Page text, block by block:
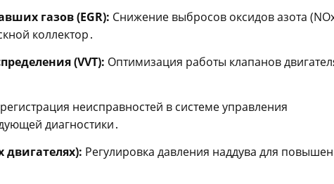
газов (EGR): Снижение выбросов оксидов азота
коллектор․
(VVT): Оптимизация работы клапанов
неисправностей в системе управления
диагностики․
Регулировка давления наддува для